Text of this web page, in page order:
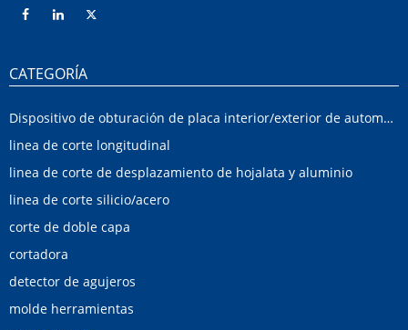
CATEGORÍA
Dispositivo de obturación de placa interior/exterior de automóvil
linea de corte longitudinal
linea de corte de desplazamiento de hojalata y aluminio
linea de corte silicio/acero
corte de doble capa
cortadora
detector de agujeros
molde herramientas